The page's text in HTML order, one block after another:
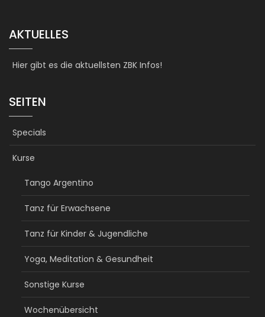
AKTUELLES
Hier gibt es die aktuellsten ZBK Infos!
SEITEN
Specials
Kurse
Tango Argentino
Tanz für Erwachsene
Tanz für Kinder & Jugendliche
Yoga, Meditation & Gesundheit
Sonstige Kurse
Wochenübersicht